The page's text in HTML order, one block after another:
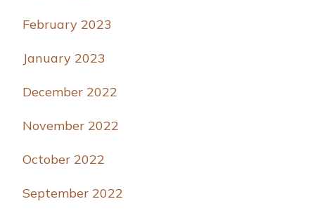
February 2023
January 2023
December 2022
November 2022
October 2022
September 2022